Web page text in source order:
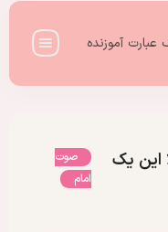
آموزنده
این یک
صوت
امام